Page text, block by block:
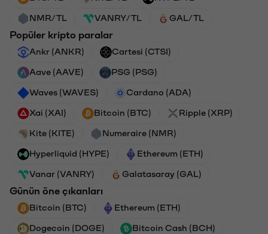
NMR/TL VANRY/TL GAL/TL
Popüler kripto paralar
Ankr (ANKR) Cartesi (CTSI)
Aave (AAVE) PSG (PSG)
Waves (WAVES) Cardano (ADA)
Xai (XAI) Bitcoin (BTC) Ripple (XRP)
Kite (KITE) Numeraire (NMR)
Hyperliquid (HYPE) Ethereum (ETH)
Vanar (VANRY) Galatasaray (GAL)
Günün öne çıkanları
Bitcoin (BTC) Ethereum (ETH)
Dogecoin (DOGE) Bitcoin Cash (BCH)